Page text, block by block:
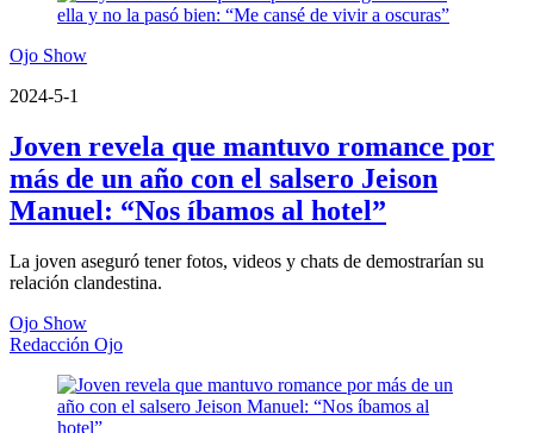
Ojo Show
2024-5-1
Joven revela que mantuvo romance por
más de un año con el salsero Jeison
Manuel: “Nos íbamos al hotel”
La joven aseguró tener fotos, videos y chats de demostrarían su
relación clandestina.
Ojo Show
Redacción Ojo